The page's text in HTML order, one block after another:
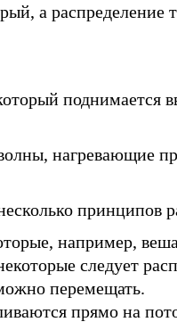
а распределение
поднимается
нагревающие
принципов
например,
следует
перемещать.
прямо на